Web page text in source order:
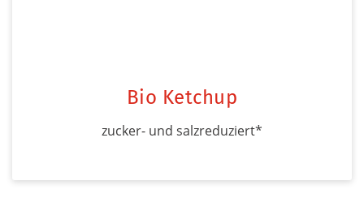
Bio Ketchup
zucker- und salzreduziert*